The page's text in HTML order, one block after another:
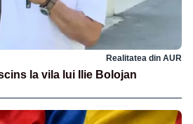
Realitatea din AUR
la vila lui Ilie Bolojan